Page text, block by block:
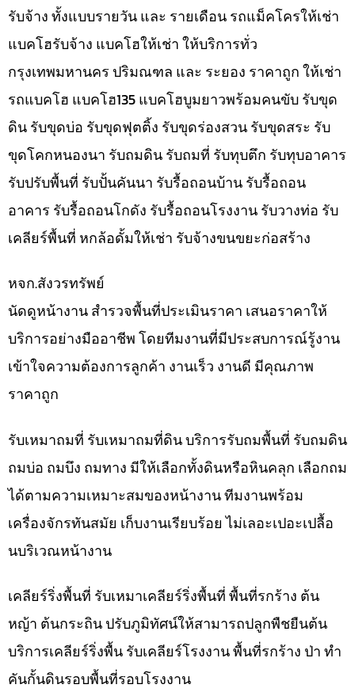
รับจ้าง ทั้งแบบรายวัน และ รายเดือน รถแม็คโครให้เช่า
แบคโฮรับจ้าง แบคโฮให้เช่า ให้บริการทั่ว
กรุงเทพมหานคร ปริมณฑล และ ระยอง ราคาถูก ให้เช่า
รถแบคโฮ แบคโฮ135 แบคโฮบูมยาวพร้อมคนขับ รับขุด
ดิน รับขุดบ่อ รับขุดฟุตติ้ง รับขุดร่องสวน รับขุดสระ รับ
ขุดโคกหนองนา รับถมดิน รับถมที่ รับทุบตึก รับทุบอาคาร
รับปรับพื้นที่ รับปั้นคันนา รับรื้อถอนบ้าน รับรื้อถอน
อาคาร รับรื้อถอนโกดัง รับรื้อถอนโรงงาน รับวางท่อ รับ
เคลียร์พื้นที่ หกล้อดั้มให้เช่า รับจ้างขนขยะก่อสร้าง
หจก.สังวรทรัพย์
นัดดูหน้างาน สำรวจพื้นที่ประเมินราคา เสนอราคาให้
บริการอย่างมืออาชีพ โดยทีมงานที่มีประสบการณ์รู้งาน
เข้าใจความต้องการลูกค้า งานเร็ว งานดี มีคุณภาพ
ราคาถูก
รับเหมาถมที่ รับเหมาถมที่ดิน บริการรับถมพื้นที่ รับถมดิน
ถมบ่อ ถมบึง ถมทาง มีให้เลือกทั้งดินหรือหินคลุก เลือกถม
ได้ตามความเหมาะสมของหน้างาน ทีมงานพร้อม
เครื่องจักรทันสมัย เก็บงานเรียบร้อย ไม่เลอะเปอะเปลื้อ
นบริเวณหน้างาน
เคลียร์ริ่งพื้นที่ รับเหมาเคลียร์ริ่งพื้นที่ พื้นที่รกร้าง ต้น
หญ้า ต้นกระถิน ปรับภูมิทัศน์ให้สามารถปลูกพืชยืนต้น
บริการเคลียร์ริ่งพื้น รับเคลียร์โรงงาน พื้นที่รกร้าง ป่า ทำ
คันกั้นดินรอบพื้นที่รอบโรงงาน